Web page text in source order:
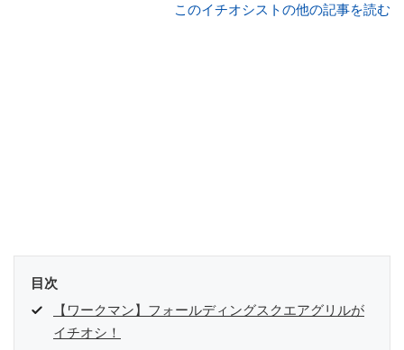
このイチオシストの他の記事を読む
目次
【ワークマン】フォールディングスクエアグリルが
イチオシ！